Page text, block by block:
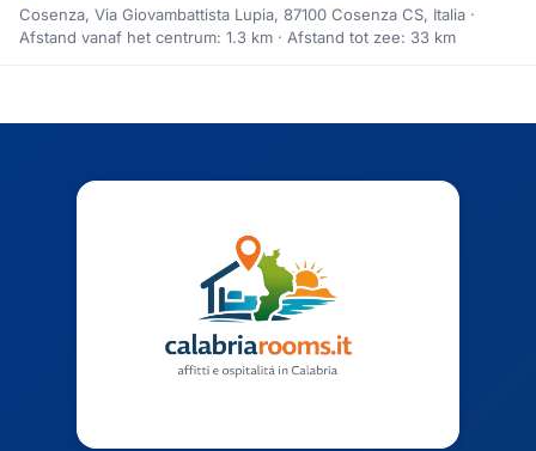
Cosenza, Via Giovambattista Lupia, 87100 Cosenza CS, Italia ·
Afstand vanaf het centrum: 1.3 km · Afstand tot zee: 33 km